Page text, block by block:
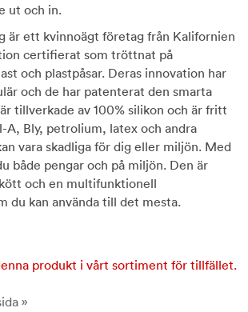
ut och in.
är ett kvinnoägt företag från Kalifornien
certifierat som tröttnat på
och plastpåsar. Deras innovation har
och de har patenterat den smarta
tillverkade av 100% silikon och är fritt
A, Bly, petrolium, latex och andra
vara skadliga för dig eller miljön. Med
både pengar och på miljön. Den är
och en multifunktionell
du kan använda till det mesta.
produkt i vårt sortiment för tillfället.
»